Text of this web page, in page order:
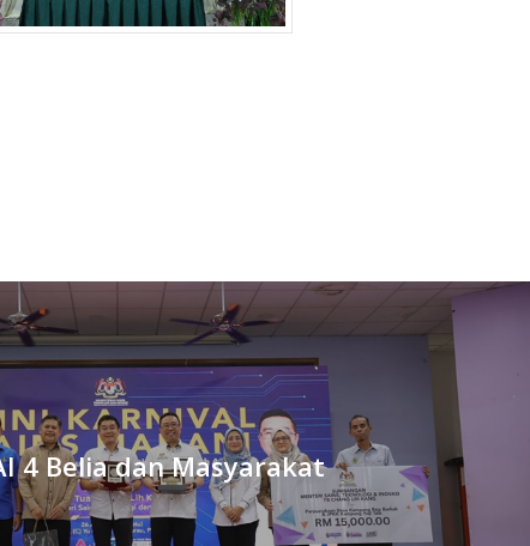
4 Belia dan Masyarakat